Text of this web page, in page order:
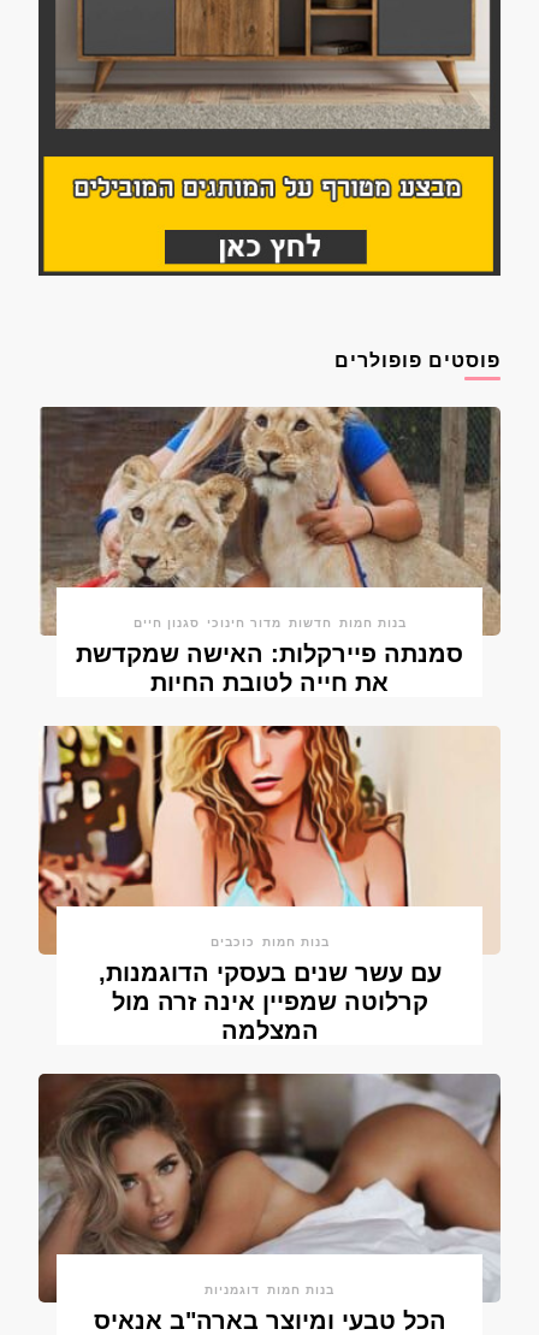
פוסטים פופולרים
בנות חמות חדשות מדור חינוכי סגנון חיים
סמנתה פיירקלות: האישה שמקדשת
את חייה לטובת החיות
בנות חמות כוכבים
עם עשר שנים בעסקי הדוגמנות,
קרלוטה שמפיין אינה זרה מול
המצלמה
בנות חמות דוגמניות
הכל טבעי ומיוצר בארה"ב אנאיס